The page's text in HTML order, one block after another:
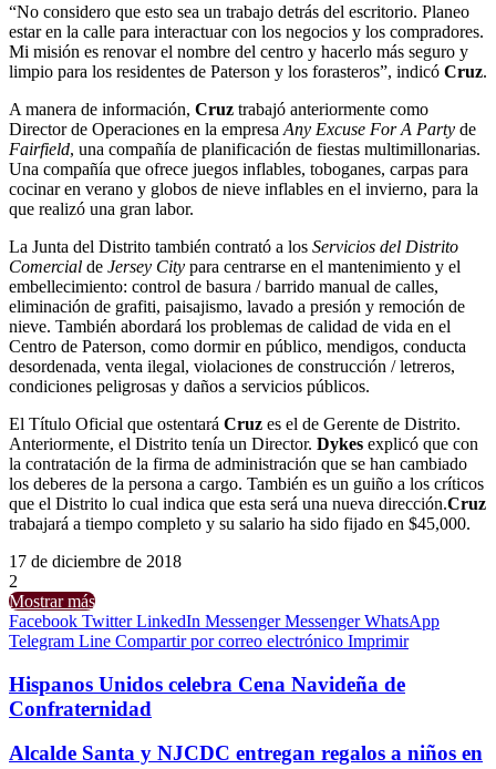
“No considero que esto sea un trabajo detrás del escritorio. Planeo
estar en la calle para interactuar con los negocios y los compradores.
Mi misión es renovar el nombre del centro y hacerlo más seguro y
limpio para los residentes de Paterson y los forasteros”, indicó Cruz.
A manera de información, Cruz trabajó anteriormente como
Director de Operaciones en la empresa Any Excuse For A Party de
Fairfield, una compañía de planificación de fiestas multimillonarias.
Una compañía que ofrece juegos inflables, toboganes, carpas para
cocinar en verano y globos de nieve inflables en el invierno, para la
que realizó una gran labor.
La Junta del Distrito también contrató a los Servicios del Distrito
Comercial de Jersey City para centrarse en el mantenimiento y el
embellecimiento: control de basura / barrido manual de calles,
eliminación de grafiti, paisajismo, lavado a presión y remoción de
nieve. También abordará los problemas de calidad de vida en el
Centro de Paterson, como dormir en público, mendigos, conducta
desordenada, venta ilegal, violaciones de construcción / letreros,
condiciones peligrosas y daños a servicios públicos.
El Título Oficial que ostentará Cruz es el de Gerente de Distrito.
Anteriormente, el Distrito tenía un Director. Dykes explicó que con
la contratación de la firma de administración que se han cambiado
los deberes de la persona a cargo. También es un guiño a los críticos
que el Distrito lo cual indica que esta será una nueva dirección.Cruz
trabajará a tiempo completo y su salario ha sido fijado en $45,000.
17 de diciembre de 2018
2
Mostrar más
Facebook Twitter LinkedIn Messenger Messenger WhatsApp
Telegram Line Compartir por correo electrónico Imprimir
Hispanos Unidos celebra Cena Navideña de
Confraternidad
Alcalde Santa y NJCDC entregan regalos a niños en